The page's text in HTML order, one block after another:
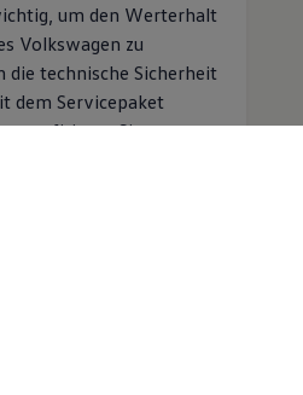
um den Werterhalt
Volkswagen zu
die technische Sicherheit
dem Servicepaket
profitieren Sie von